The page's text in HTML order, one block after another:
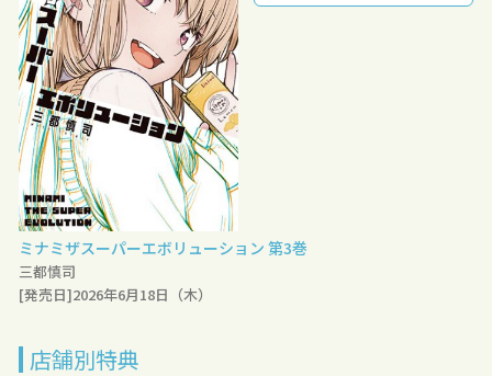
ミナミザスーパーエボリューション 第3巻
三都慎司
[発売日]2026年6月18日（木）
店舗別特典